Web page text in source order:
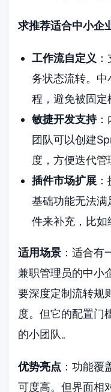
求推荐适合中小企
工作流自定义
务状态流转。
程，避免被固定
敏捷开发支持：
团队可以创建
度，方便迭代管
插件市场扩展：
基础功能无法
件来补充，比如
适用场景 ：适合
兼职管理员的中小
要深度定制流转规
度。但它的配置门
的小团队。
优势亮点 ：功能覆
可度高。但界面相